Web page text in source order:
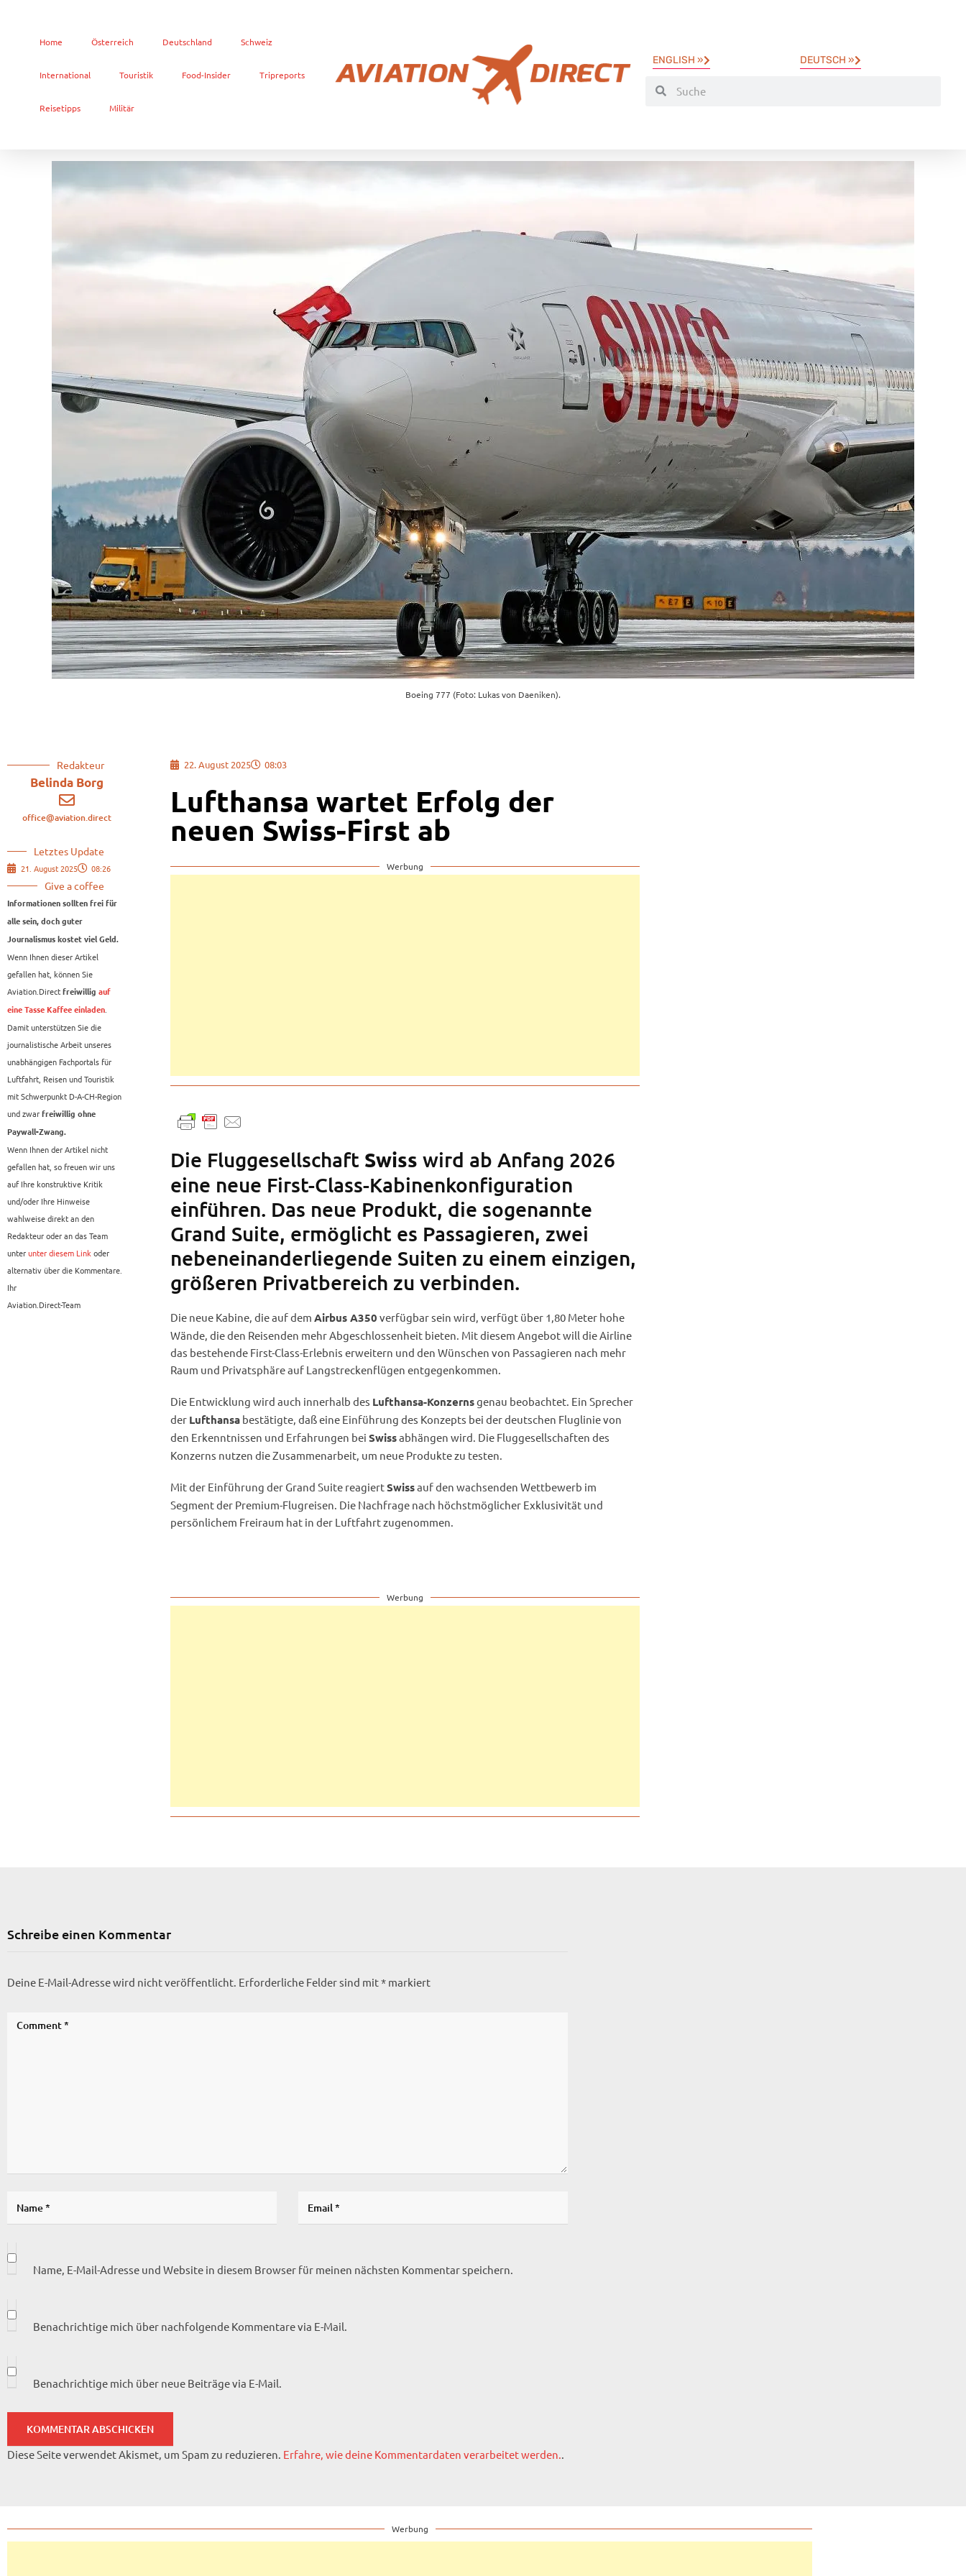
Home Österreich Deutschland Schweiz
International Touristik Food-Insider Tripreports
Reisetipps Militär
ENGLISH » DEUTSCH »
Boeing 777 (Foto: Lukas von Daeniken).
Redakteur
Belinda Borg
office@aviation.direct
Letztes Update
21. August 2025 08:26
Give a coffee
Informationen sollten frei für
alle sein, doch guter
Journalismus kostet viel Geld.
Wenn Ihnen dieser Artikel
gefallen hat, können Sie
Aviation.Direct freiwillig auf
eine Tasse Kaffee einladen.
Damit unterstützen Sie die
journalistische Arbeit unseres
unabhängigen Fachportals für
Luftfahrt, Reisen und Touristik
mit Schwerpunkt D-A-CH-Region
und zwar freiwillig ohne
Paywall-Zwang.
Wenn Ihnen der Artikel nicht
gefallen hat, so freuen wir uns
auf Ihre konstruktive Kritik
und/oder Ihre Hinweise
wahlweise direkt an den
Redakteur oder an das Team
unterunter diesem Linkoder
alternativ über die Kommentare.
Ihr
Aviation.Direct-Team
22. August 2025 08:03
Lufthansa wartet Erfolg der
neuen Swiss-First ab
Werbung
Die Fluggesellschaft Swiss wird ab Anfang 2026
eine neue First-Class-Kabinenkonfiguration
einführen. Das neue Produkt, die sogenannte
Grand Suite, ermöglicht es Passagieren, zwei
nebeneinanderliegende Suiten zu einem einzigen,
größeren Privatbereich zu verbinden.
Die neue Kabine, die auf dem Airbus A350 verfügbar sein wird, verfügt über 1,80 Meter hohe
Wände, die den Reisenden mehr Abgeschlossenheit bieten. Mit diesem Angebot will die Airline
das bestehende First-Class-Erlebnis erweitern und den Wünschen von Passagieren nach mehr
Raum und Privatsphäre auf Langstreckenflügen entgegenkommen.
Die Entwicklung wird auch innerhalb des Lufthansa-Konzernsgenau beobachtet. Ein Sprecher
der Lufthansabestätigte, daß eine Einführung des Konzepts bei der deutschen Fluglinie von
den Erkenntnissen und Erfahrungen bei Swissabhängen wird. Die Fluggesellschaften des
Konzerns nutzen die Zusammenarbeit, um neue Produkte zu testen.
Mit der Einführung der Grand Suite reagiertSwissauf den wachsenden Wettbewerb im
Segment der Premium-Flugreisen. Die Nachfrage nach höchstmöglicher Exklusivität und
persönlichem Freiraum hat in der Luftfahrt zugenommen.
Werbung
Schreibe einen Kommentar
Deine E-Mail-Adresse wird nicht veröffentlicht. Erforderliche Felder sind mit* markiert
Name, E-Mail-Adresse und Website in diesem Browser für meinen nächsten Kommentar speichern.
Benachrichtige mich über nachfolgende Kommentare via E-Mail.
Benachrichtige mich über neue Beiträge via E-Mail.
Diese Seite verwendet Akismet, um Spam zu reduzieren. Erfahre, wie deine Kommentardaten verarbeitet werden..
Werbung